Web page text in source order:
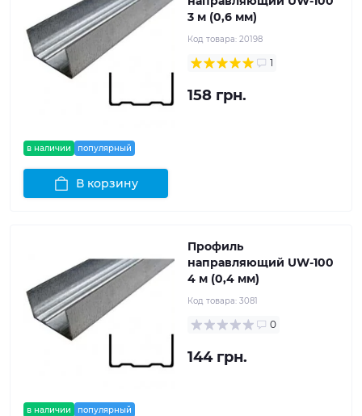
в наличии популярный
3 м (0,6 мм)
Код товара: 20198
1
158 грн.
В корзину
в наличии популярный
Профиль
направляющий UW-100
4 м (0,4 мм)
Код товара: 3081
0
144 грн.